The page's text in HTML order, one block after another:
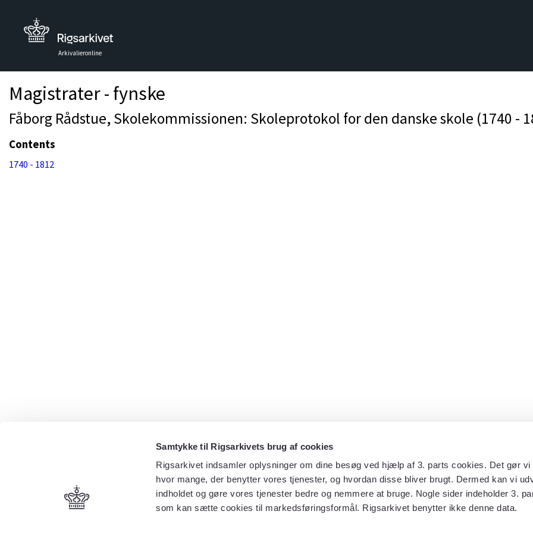
Samtykke til Rigsarkivets brug af cookies
Rigsarkivet indsamler oplysninger om dine besøg ved hjælp af 3. parts cookies. Det gør vi
hvor mange, der benytter vores tjenester, og hvordan disse bliver brugt. Dermed kan vi
indholdet og gøre vores tjenester bedre og nemmere at bruge. Nogle sider indeholder 3.
som kan sætte cookies til markedsføringsformål. Rigsarkivet benytter ikke denne data.
Arkivalieronline
Magistrater - fynske
Fåborg Rådstue, Skolekommissionen: Skoleprotokol for den danske skole (1740 -
Contents
1740 - 1812